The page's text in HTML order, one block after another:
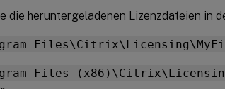
die heruntergeladenen Lizenzdateien in
Files